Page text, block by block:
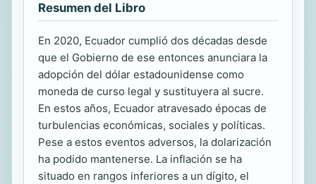
Resumen del Libro
En 2020, Ecuador cumplió dos décadas desde
que el Gobierno de ese entonces anunciara la
adopción del dólar estadounidense como
moneda de curso legal y sustituyera al sucre.
En estos años, Ecuador atravesado épocas de
turbulencias económicas, sociales y políticas.
Pese a estos eventos adversos, la dolarización
ha podido mantenerse. La inflación se ha
situado en rangos inferiores a un dígito, el